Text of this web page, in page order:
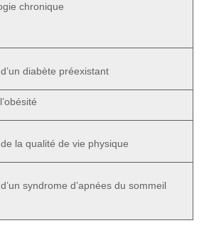
chronique
diabète préexistant
la qualité de vie physique
syndrome d’apnées du sommeil